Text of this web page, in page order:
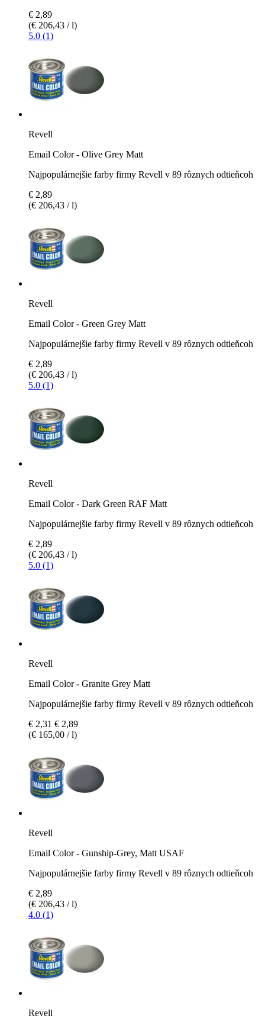
€ 2,89
(€ 206,43 / l)
5.0 (1)
Revell
Email Color - Olive Grey Matt
Najpopulárnejšie farby firmy Revell v 89 rôznych odtieňcoh
€ 2,89
(€ 206,43 / l)
Revell
Email Color - Green Grey Matt
Najpopulárnejšie farby firmy Revell v 89 rôznych odtieňcoh
€ 2,89
(€ 206,43 / l)
5.0 (1)
Revell
Email Color - Dark Green RAF Matt
Najpopulárnejšie farby firmy Revell v 89 rôznych odtieňcoh
€ 2,89
(€ 206,43 / l)
5.0 (1)
Revell
Email Color - Granite Grey Matt
Najpopulárnejšie farby firmy Revell v 89 rôznych odtieňcoh
€ 2,31 € 2,89
(€ 165,00 / l)
Revell
Email Color - Gunship-Grey, Matt USAF
Najpopulárnejšie farby firmy Revell v 89 rôznych odtieňcoh
€ 2,89
(€ 206,43 / l)
4.0 (1)
Revell